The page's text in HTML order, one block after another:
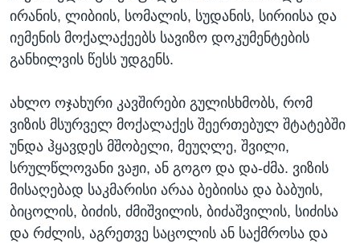
ირანის, ლიბიის, სომალის, სუდანის, სირიისა და
იემენის მოქალაქეებს სავიზო დოკუმენტების
განხილვის წესს უდგენს.
ახლო ოჯახური კავშირები გულისხმობს, რომ
ვიზის მსურველ მოქალაქეს შეერთებულ შტატებში
უნდა ჰყავდეს მშობელი, მეუღლე, შვილი,
სრულწლოვანი ვაჟი, ან გოგო და და-ძმა. ვიზის
მისაღებად საკმარისი არაა ბებიისა და ბაბუის,
ბიცოლის, ბიძის, ძმიშვილის, ბიძაშვილის, სიძისა
და რძლის, აგრეთვე საცოლის ან საქმროსა და